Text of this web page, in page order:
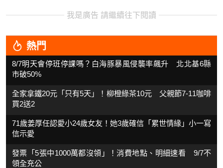
我是廣告 請繼續往下閱讀
熱門
8/7明天會停班停課嗎？白海豚暴風侵襲率飆升 北北基6縣
市破50%
全家拿鐵20元「只有5天」！柳橙綠茶10元 父親節7-11咖啡
買2送2
71歲姜厚任認愛小24歲女友！她3歲確信「累世情緣」小一寫
信示愛
發票「5張中1000萬都沒領」！消費地點、明細速看 9/7不
領全充公